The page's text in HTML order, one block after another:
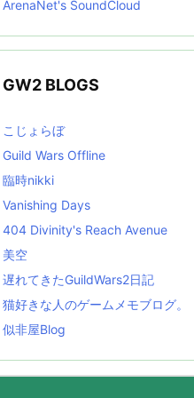
ArenaNet's SoundCloud
GW2 BLOGS
こじょらぼ
Guild Wars Offline
臨時nikki
Vanishing Days
404 Divinity's Reach Avenue
美空
遅れてきたGuildWars2日記
猫好きな人のゲームメモブログ。
似非屋Blog